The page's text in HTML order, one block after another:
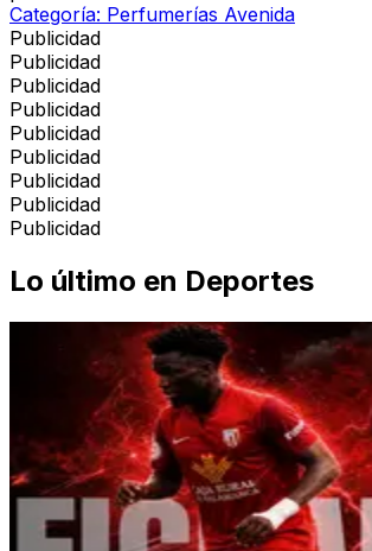
Categoría: Perfumerías Avenida
Publicidad
Publicidad
Publicidad
Publicidad
Publicidad
Publicidad
Publicidad
Publicidad
Publicidad
Lo último en Deportes